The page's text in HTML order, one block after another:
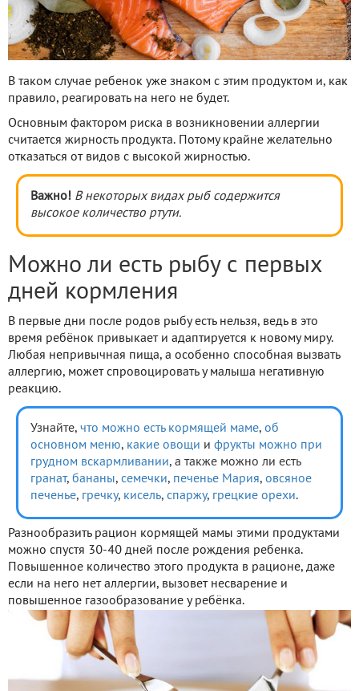
В таком случае ребенок уже знаком с этим продуктом и, как
правило, реагировать на него не будет.
Основным фактором риска в возникновении аллергии
считается жирность продукта. Потому крайне желательно
отказаться от видов с высокой жирностью.
Важно! В некоторых видах рыб содержится
высокое количество ртути.
Можно ли есть рыбу с первых
дней кормления
В первые дни после родов рыбу есть нельзя, ведь в это
время ребёнок привыкает и адаптируется к новому миру.
Любая непривычная пища, а особенно способная вызвать
аллергию, может спровоцировать у малыша негативную
реакцию.
Узнайте, что можно есть кормящей маме, об
основном меню, какие овощи и фрукты можно при
грудном вскармливании, а также можно ли есть
гранат, бананы, семечки, печенье Мария, овсяное
печенье, гречку, кисель, спаржу, грецкие орехи.
Разнообразить рацион кормящей мамы этими продуктами
можно спустя 30-40 дней после рождения ребенка.
Повышенное количество этого продукта в рационе, даже
если на него нет аллергии, вызовет несварение и
повышенное газообразование у ребёнка.